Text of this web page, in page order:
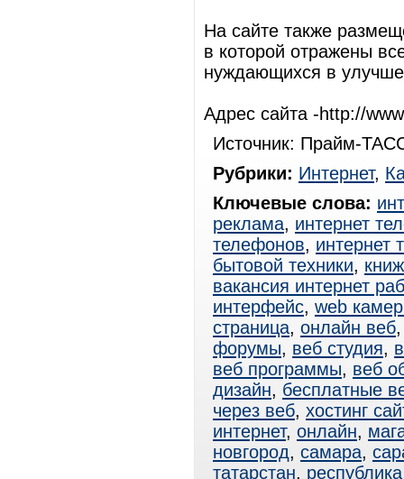
На сайте также
в которой отражены
нуждающихся в
Адрес сайта -http://
Источник: Прайм-
Рубрики: Интернет,
Ключевые слова:
реклама, интернет
телефонов, интернет
бытовой техники,
вакансия интернет
интерфейс, web
страница, онлайн веб
форумы, веб студия,
веб программы, веб
дизайн, бесплатные
через веб, хостинг
интернет, онлайн,
новгород, самара,
татарстан,